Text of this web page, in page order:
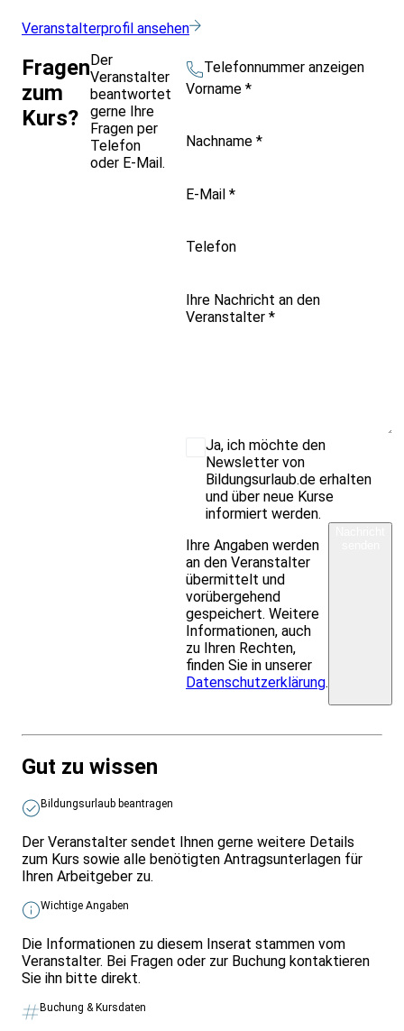
Veranstalterprofil ansehen
Fragen
zum
Kurs?
Der
Veranstalter
beantwortet
gerne Ihre
Fragen per
Telefon
oder E-Mail.
Telefonnummer anzeigen
Vorname *
Nachname *
E-Mail *
Telefon
Ihre Nachricht an den
Veranstalter *
Ja, ich möchte den
Newsletter von
Bildungsurlaub.de erhalten
und über neue Kurse
informiert werden.
Ihre Angaben werden
an den Veranstalter
übermittelt und
vorübergehend
gespeichert. Weitere
Informationen, auch
zu Ihren Rechten,
finden Sie in unserer
Datenschutzerklärung.
Gut zu wissen
Bildungsurlaub beantragen
Der Veranstalter sendet Ihnen gerne weitere Details
zum Kurs sowie alle benötigten Antragsunterlagen für
Ihren Arbeitgeber zu.
Wichtige Angaben
Die Informationen zu diesem Inserat stammen vom
Veranstalter. Bei Fragen oder zur Buchung kontaktieren
Sie ihn bitte direkt.
Buchung & Kursdaten